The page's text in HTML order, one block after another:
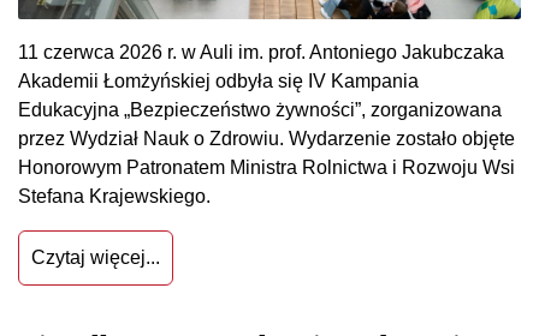
11 czerwca 2026 r. w Auli im. prof. Antoniego Jakubczaka
Akademii Łomżyńskiej odbyła się IV Kampania
Edukacyjna „Bezpieczeństwo żywności”, zorganizowana
przez Wydział Nauk o Zdrowiu. Wydarzenie zostało objęte
Honorowym Patronatem Ministra Rolnictwa i Rozwoju Wsi
Stefana Krajewskiego.
Czytaj więcej...